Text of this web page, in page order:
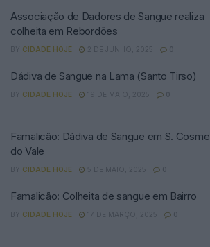
Associação de Dadores de Sangue realiza
colheita em Rebordões
BY CIDADE HOJE 2 DE JUNHO, 2025 0
Dádiva de Sangue na Lama (Santo Tirso)
BY CIDADE HOJE 19 DE MAIO, 2025 0
Famalicão: Dádiva de Sangue em S. Cosme
do Vale
BY CIDADE HOJE 5 DE MAIO, 2025 0
Famalicão: Colheita de sangue em Bairro
BY CIDADE HOJE 17 DE MARÇO, 2025 0